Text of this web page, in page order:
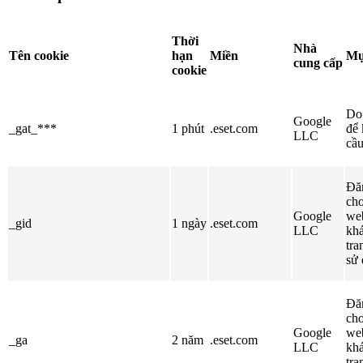
Tên cookie
Thời
hạn
cookie
Miền
Nhà
cung cấp
_gat_*** 1 phút .eset.com
Google
LLC
để
_gid 1 ngày .eset.com
Google
LLC
sử
_ga 2 năm .eset.com
Google
LLC